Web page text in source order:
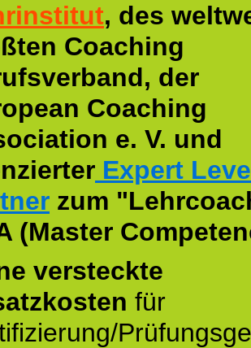
, des
Coaching
der
Coaching
e. V. und
Expert
zum
(Master
versteckte
für